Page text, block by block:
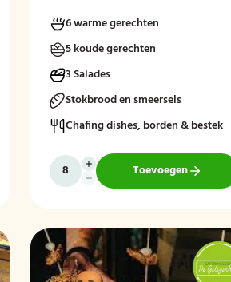
moment.
6 warme gerechten
5 koude gerechten
3 Salades
Stokbrood en smeersels
Chafing dishes, borden & bestek
Toevoegen